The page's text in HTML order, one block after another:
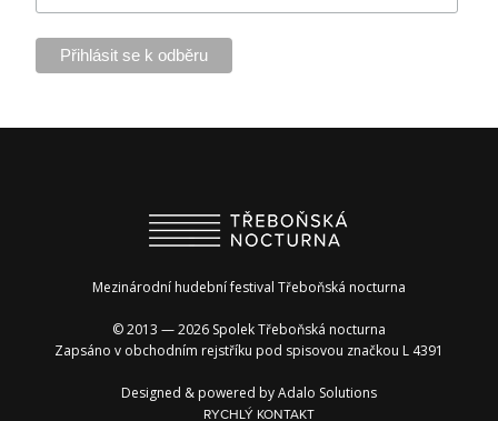
Mezinárodní hudební festival Třeboňská nocturna
© 2013 — 2026 Spolek Třeboňská nocturna
Zapsáno v obchodním rejstříku pod spisovou značkou L 4391
Designed & powered byAdalo Solutions
RYCHLÝ KONTAKT